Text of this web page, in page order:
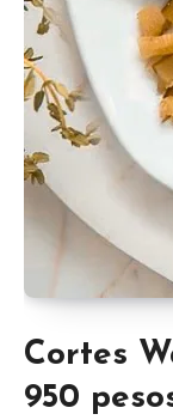
Cortes
950